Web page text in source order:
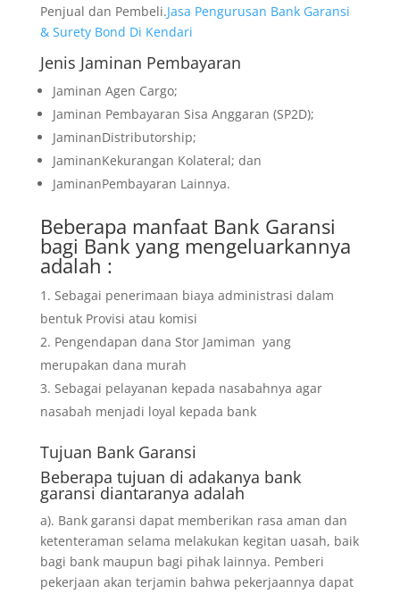
Penjual dan Pembeli.Jasa Pengurusan Bank Garansi
& Surety Bond Di Kendari
Jenis Jaminan Pembayaran
Jaminan Agen Cargo;
Jaminan Pembayaran Sisa Anggaran (SP2D);
JaminanDistributorship;
JaminanKekurangan Kolateral; dan
JaminanPembayaran Lainnya.
Beberapa manfaat Bank Garansi
bagi Bank yang mengeluarkannya
adalah :
Sebagai penerimaan biaya administrasi dalam
bentuk Provisi atau komisi
Pengendapan dana Stor Jamiman yang
merupakan dana murah
Sebagai pelayanan kepada nasabahnya agar
nasabah menjadi loyal kepada bank
Tujuan Bank Garansi
Beberapa tujuan di adakanya bank
garansi diantaranya adalah
a). Bank garansi dapat memberikan rasa aman dan
ketenteraman selama melakukan kegitan uasah, baik
bagi bank maupun bagi pihak lainnya. Pemberi
pekerjaan akan terjamin bahwa pekerjaannya dapat